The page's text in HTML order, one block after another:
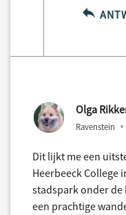
Olga
Ravenstein
Dit lijkt me een
Heerbeeck College
stadspark onder de
een prachtige